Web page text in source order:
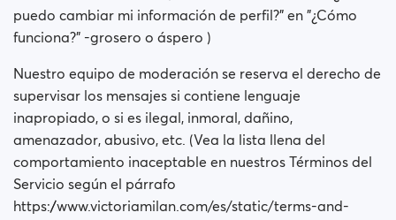
puedo cambiar mi información de perfil?" en "¿Cómo
funciona?" -grosero o áspero )
Nuestro equipo de moderación se reserva el derecho de
supervisar los mensajes si contiene lenguaje
inapropiado, o si es ilegal, inmoral, dañino,
amenazador, abusivo, etc. (Vea la lista llena del
comportamiento inaceptable en nuestros Términos del
Servicio según el párrafo
https://www.victoriamilan.com/es/static/terms-and-